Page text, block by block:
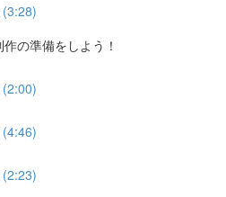
の準備をしよう！